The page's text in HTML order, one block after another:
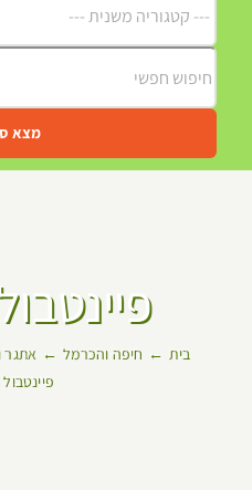
מצא
בית חיפה והכרמל
אתגר